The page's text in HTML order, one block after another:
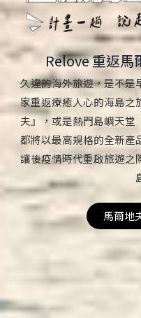
Relove 重返馬
久違的海外旅遊，是不是
家重返療癒人心的海島之
夫』，或是熱門島嶼天堂
都將以最高規格的全新產
讓後疫情時代重啟旅遊之
馬爾地